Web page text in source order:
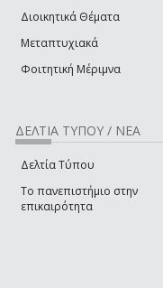
Διοικητικά Θέματα
Μεταπτυχιακά
Φοιτητική Μέριμνα
ΔΕΛΤΙΑ ΤΥΠΟΥ / ΝΕΑ
Δελτία Τύπου
Το πανεπιστήμιο στην
επικαιρότητα